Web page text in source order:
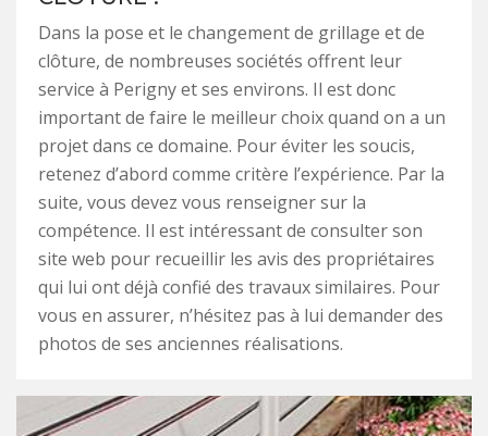
Dans la pose et le changement de grillage et de
clôture, de nombreuses sociétés offrent leur
service à Perigny et ses environs. Il est donc
important de faire le meilleur choix quand on a un
projet dans ce domaine. Pour éviter les soucis,
retenez d’abord comme critère l’expérience. Par la
suite, vous devez vous renseigner sur la
compétence. Il est intéressant de consulter son
site web pour recueillir les avis des propriétaires
qui lui ont déjà confié des travaux similaires. Pour
vous en assurer, n’hésitez pas à lui demander des
photos de ses anciennes réalisations.